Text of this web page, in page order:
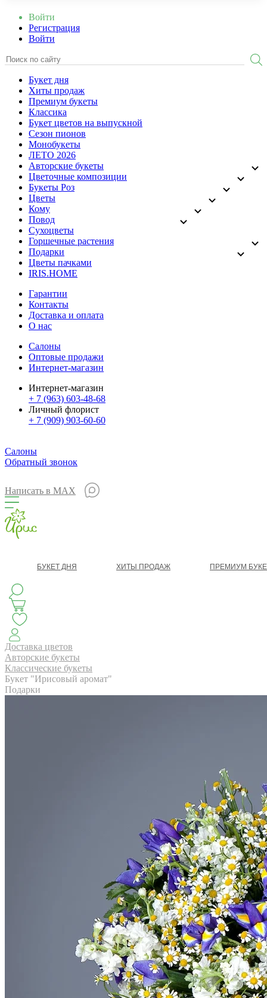
Войти
Регистрация
Войти
Букет дня
Хиты продаж
Премиум букеты
Классика
Букет цветов на выпускной
Сезон пионов
Монобукеты
ЛЕТО 2026
Авторские букеты
Цветочные композиции
Букеты Роз
Цветы
Кому
Повод
Сухоцветы
Горшечные растения
Подарки
Цветы пачками
IRIS.HOME
Гарантии
Контакты
Доставка и оплата
О нас
Салоны
Оптовые продажи
Интернет-магазин
Интернет-магазин
+ 7 (963) 603-48-68
Личный флорист
+ 7 (909) 903-60-60
Салоны
Обратный звонок
Написать в MAX
БУКЕТ ДНЯ ХИТЫ ПРОДАЖ ПРЕМИУМ
АВТОРСКИЕ БУКЕТЫ
Доставка цветов
Авторские букеты
Классические букеты
Букет "Ирисовый аромат"
Подарки